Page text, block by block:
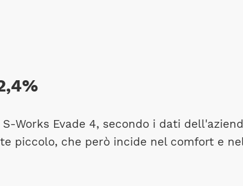
Works Evade 4, secondo i dati
piccolo, che però incide nel comfort e